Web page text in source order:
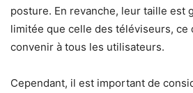
posture. En revanche, leur taille est
limitée que celle des téléviseurs, ce
convenir à tous les utilisateurs.
Cependant, il est important de